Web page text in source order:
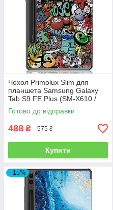
Чохол Primolux Slim для
планшета Samsung Galaxy
Tab S9 FE Plus (SM-X610 /
SM-X616) 12.4" - Graffiti
Готово до відправки
488 ₴ 575 ₴
Купити
–15%